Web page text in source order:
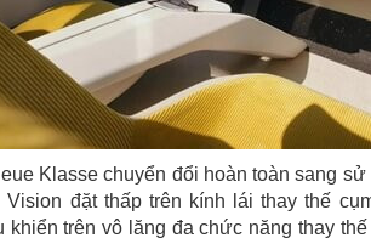
Klasse chuyển đổi hoàn toàn sang
Vision đặt thấp trên kính lái thay thế
khiển trên vô lăng đa chức năng thay